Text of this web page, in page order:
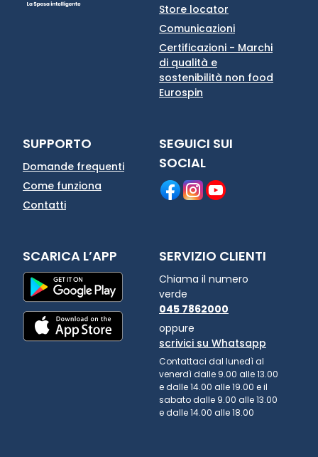
Store locator
Comunicazioni
Certificazioni - Marchi
di qualità e
sostenibilità non food
Eurospin
SUPPORTO
Domande frequenti
Come funziona
Contatti
SEGUICI SUI
SOCIAL
SCARICA L’APP SERVIZIO CLIENTI
Chiama il numero
verde
045 7862000
oppure
scrivici su Whatsapp
Contattaci dal lunedì al
venerdì dalle 9.00 alle 13.00
e dalle 14.00 alle 19.00 e il
sabato dalle 9.00 alle 13.00
e dalle 14.00 alle 18.00